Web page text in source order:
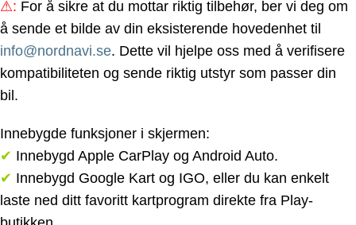
⚠: For å sikre at du mottar riktig tilbehør, ber vi deg om
å sende et bilde av din eksisterende hovedenhet til
info@nordnavi.se. Dette vil hjelpe oss med å verifisere
kompatibiliteten og sende riktig utstyr som passer din
bil.
Innebygde funksjoner i skjermen:
✔ Innebygd Apple CarPlay og Android Auto.
✔ Innebygd Google Kart og IGO, eller du kan enkelt
laste ned ditt favoritt kartprogram direkte fra Play-